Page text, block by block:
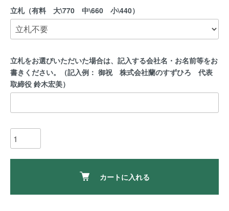
立札（有料 大\770 中\660 小\440）
立札をお選びいただいた場合は、記入する会社名・お名前等をお
書きください。（記入例： 御祝 株式会社蘭のすずひろ 代表
取締役 鈴木宏美）
カートに入れる